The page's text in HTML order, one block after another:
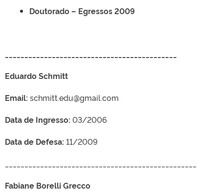
Doutorado – Egressos 2009
Eduardo Schmitt
Email: schmitt.edu@gmail.com
Data de Ingresso: 03/2006
Data de Defesa: 11/2009
Fabiane Borelli Grecco